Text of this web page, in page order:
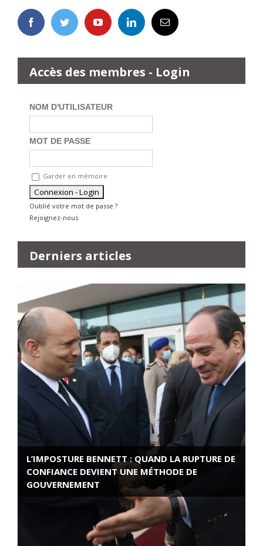
Accès des membres - Login
NOM D'UTILISATEUR
MOT DE PASSE
Garder en mémoire
Oublié votre mot de passe ?
Rejoignez-nous
Derniers articles
L’IMPOSTURE BENNETT : QUAND LA RUPTURE DE
CONFIANCE DEVIENT UNE MÉTHODE DE
GOUVERNEMENT
ROSE VALLAND, HEROÏNE DE LA RESISTANCE